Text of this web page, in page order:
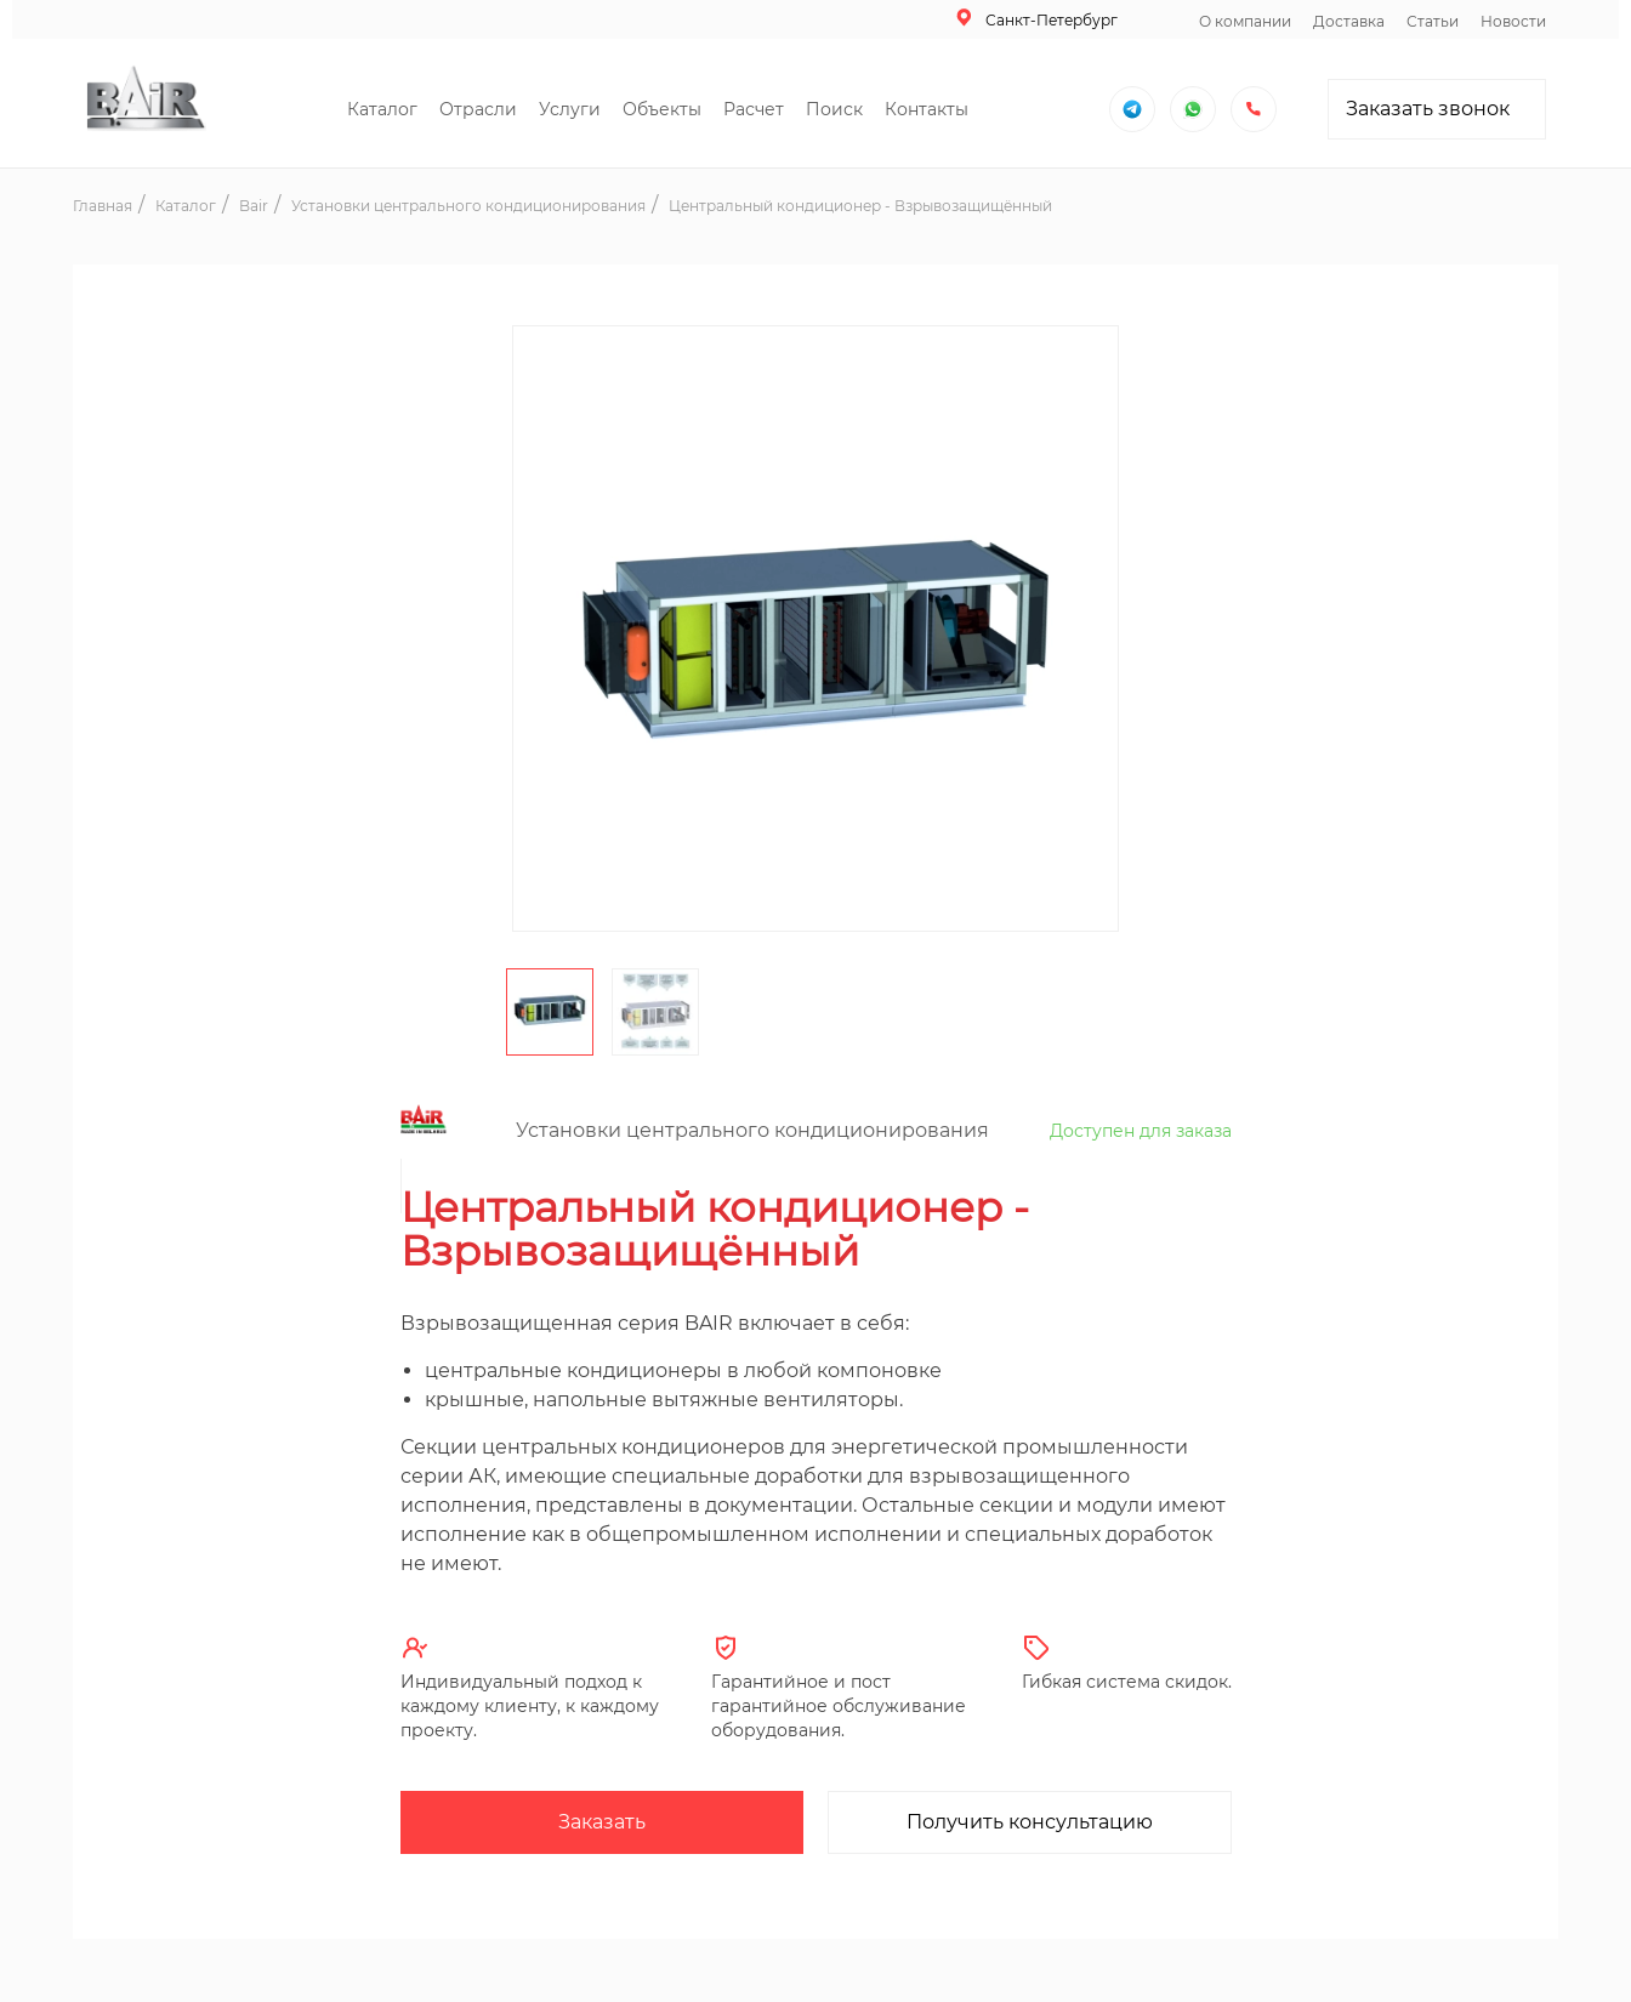
О компании Доставка Статьи Новости
Санкт-Петербург
Каталог Отрасли Услуги Объекты Расчет Поиск Контакты Заказать звонок
Главная Каталог Bair Установки центрального кондиционирования Центральный кондиционер - Взрывозащищённый
Установки центрального кондиционирования Доступен для заказа
Центральный кондиционер -
Взрывозащищённый
Взрывозащищенная серия BAIR включает в себя:
центральные кондиционеры в любой компоновке
крышные, напольные вытяжные вентиляторы.
Секции центральных кондиционеров для энергетической промышленности
серии АК, имеющие специальные доработки для взрывозащищенного
исполнения, представлены в документации. Остальные секции и модули имеют
исполнение как в общепромышленном исполнении и специальных доработок
не имеют.
Индивидуальный подход к
каждому клиенту, к каждому
проекту.
Гарантийное и пост
гарантийное обслуживание
оборудования.
Гибкая система скидок.
Заказать Получить консультацию